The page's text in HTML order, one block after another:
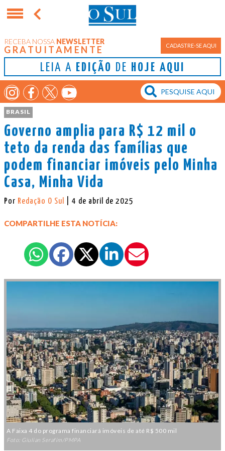
RECEBA NOSSA NEWSLETTER
GRATUITAMENTE CADASTRE-SE AQUI
LEIA A EDIÇÃO DE HOJE AQUI
BRASIL
Governo amplia para R$ 12 mil o
teto da renda das famílias que
podem financiar imóveis pelo Minha
Casa, Minha Vida
Por Redação O Sul | 4 de abril de 2025
COMPARTILHE ESTA NOTÍCIA:
A Faixa 4 do programa financiará imóveis de até R$ 500 mil
Foto: Giulian Serafim/PMPA